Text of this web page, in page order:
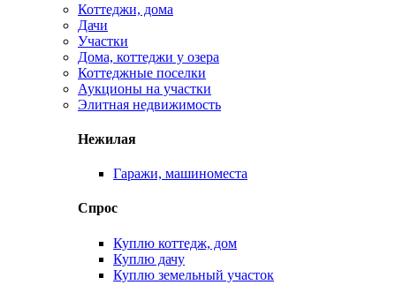
Коттеджи, дома
Дачи
Участки
Дома, коттеджи у озера
Коттеджные поселки
Аукционы на участки
Элитная недвижимость
Нежилая
Гаражи, машиноместа
Спрос
Куплю коттедж, дом
Куплю дачу
Куплю земельный участок